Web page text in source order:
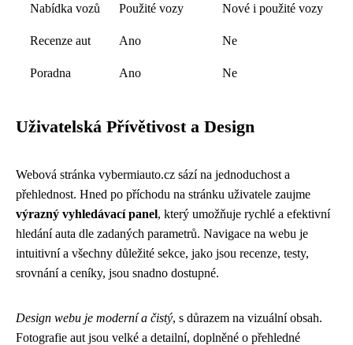
Nabídka vozů Použité vozy Nové i použité vozy
Recenze aut Ano Ne
Poradna Ano Ne
Uživatelská Přívětivost a Design
Webová stránka vybermiauto.cz sází na jednoduchost a
přehlednost. Hned po příchodu na stránku uživatele zaujme
výrazný vyhledávací panel, který umožňuje rychlé a efektivní
hledání auta dle zadaných parametrů. Navigace na webu je
intuitivní a všechny důležité sekce, jako jsou recenze, testy,
srovnání a ceníky, jsou snadno dostupné.
Design webu je moderní a čistý, s důrazem na vizuální obsah.
Fotografie aut jsou velké a detailní, doplněné o přehledné